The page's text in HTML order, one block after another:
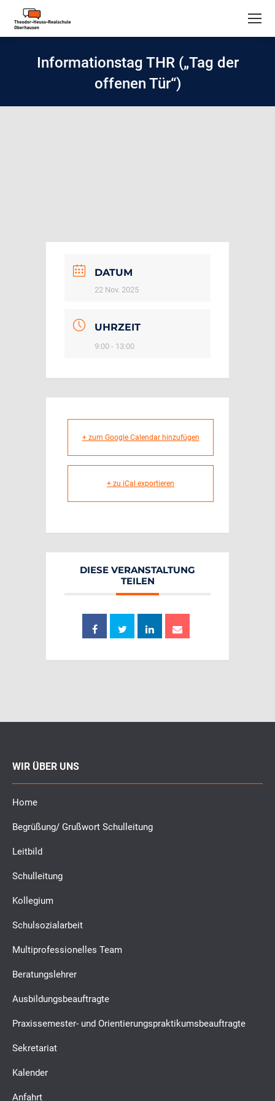
Informationstag THR („Tag der
offenen Tür“)
DATUM
22 Nov. 2025
UHRZEIT
9:00 - 13:00
+ zum Google Calendar hinzufügen
+ zu iCal exportieren
DIESE VERANSTALTUNG
TEILEN
WIR ÜBER UNS
Home
Begrüßung/ Grußwort Schulleitung
Leitbild
Schulleitung
Kollegium
Schulsozialarbeit
Multiprofessionelles Team
Beratungslehrer
Ausbildungsbeauftragte
Praxissemester- und Orientierungspraktikumsbeauftragte
Sekretariat
Kalender
Anfahrt